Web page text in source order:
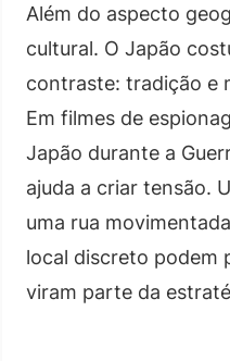
Além do aspecto
cultural. O Japão
contraste: tradição e
Em filmes de
Japão durante a
ajuda a criar tensão.
uma rua
local discreto podem
viram parte da